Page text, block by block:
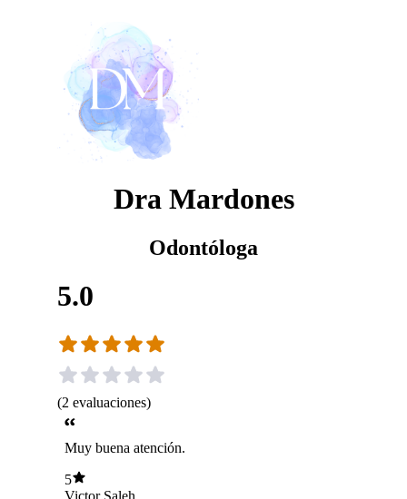
Dra Mardones
Odontóloga
5.0
(2 evaluaciones)
Muy buena atención.
5
Victor Saleh